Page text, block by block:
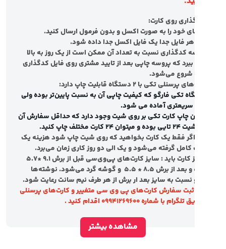
در مورد این کارت می‌توانید با کارشناسان ما
باشید.
روی کارت:
خود را به صورت اکسل و بدون فرمول ارسال کنید.
هر فایل جدا یک فایل اکسل جدا داده شود
کد‌گذاری نسبت به تعداد آن ممکن است از یک روز به بالا
ببرد که پروسه چاپی بعد از تایید مشتری روی فایل کد‌گذاری
شروع می‌شود.
تکی با 2 دستگاه قابلیت چاپ دارد
:
تکی فارگو که کیفیت چاپی آن به نسبت پایین‌تر بوده ولی
سریعتری آماده می شود.
چاپ کارت تکی بر روی شیت وجود دارد که حداقل سفارش آن
فقط یک کارت بخواهید که روی شیت چاپ شود هزینه یک
گرفته می‌شود و یک الی دو روز کاری زمان می‌برد.
کارت باید :
سایز کارت‌های پی‌وی‌سی قبل از برش 9.1 *5.7
از برش 8.5 * 5.5
و گوشه گرد می‌شود. نوشته‌ها
نسبت به سایز بعد ار برش از هر طرف نیم سانت رعایت شود.
ثبت سفارش کارت‌های پی وی سی متغییر و کارت‌های پرسنلی
با شماره 09941269600 اقدام کنید .
مشاهده بیشتر